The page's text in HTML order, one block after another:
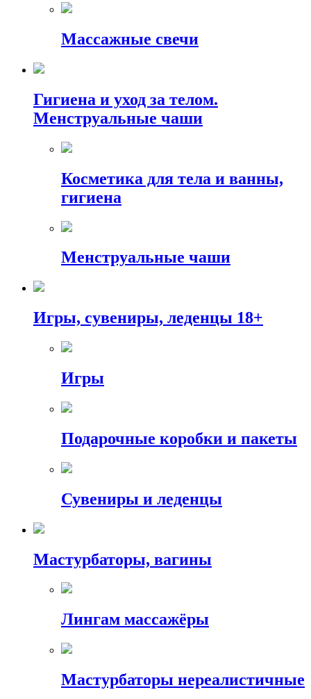
Массажные свечи
Гигиена и уход за телом.
Менструальные чаши
Косметика для тела и ванны,
гигиена
Менструальные чаши
Игры, сувениры, леденцы 18+
Игры
Подарочные коробки и пакеты
Сувениры и леденцы
Мастурбаторы, вагины
Лингам массажёры
Мастурбаторы нереалистичные